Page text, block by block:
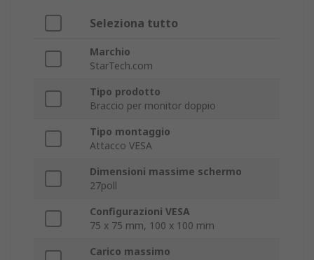
Seleziona tutto
Marchio
StarTech.com
Tipo prodotto
Braccio per monitor doppio
Tipo montaggio
Attacco VESA
Dimensioni massime schermo
27poll
Configurazioni VESA
75 x 75 mm, 100 x 100 mm
Carico massimo